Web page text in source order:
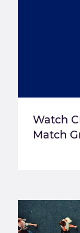
Watch
Match